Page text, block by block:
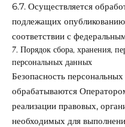
6.7. Осуществляется
подлежащих
соответствии с
7. Порядок сбора, хранения,
персональных данных
Безопасность
обрабатываются
реализации правовых,
необходимых для